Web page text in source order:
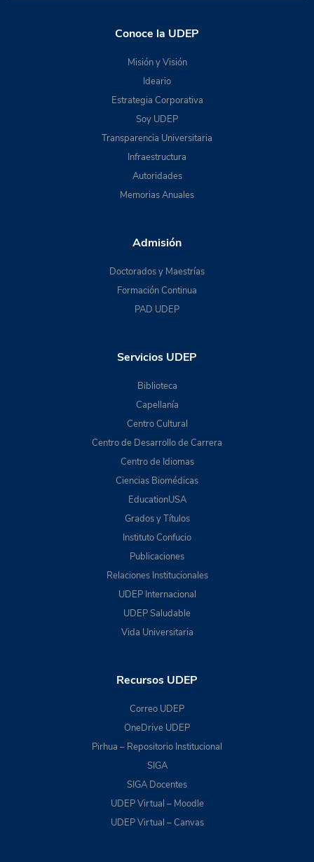
Conoce la UDEP
Misión y Visión
Ideario
Estrategia Corporativa
Soy UDEP
Transparencia Universitaria
Infraestructura
Autoridades
Memorias Anuales
Admisión
Doctorados y Maestrías
Formación Continua
PAD UDEP
Servicios UDEP
Biblioteca
Capellanía
Centro Cultural
Centro de Desarrollo de Carrera
Centro de Idiomas
Ciencias Biomédicas
EducationUSA
Grados y Títulos
Instituto Confucio
Publicaciones
Relaciones Institucionales
UDEP Internacional
UDEP Saludable
Vida Universitaria
Recursos UDEP
Correo UDEP
OneDrive UDEP
Pirhua – Repositorio Institucional
SIGA
SIGA Docentes
UDEP Virtual – Moodle
UDEP Virtual – Canvas